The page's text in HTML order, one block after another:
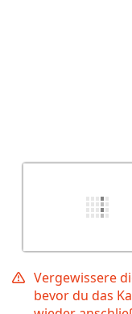
Vergewissere
bevor du das